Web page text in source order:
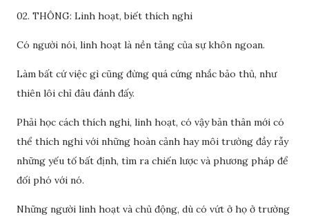
02. THÔNG: Linh hoạt, biết thích nghi
Có người nói, linh hoạt là nền tảng của sự khôn ngoan.
Làm bất cứ việc gì cũng đừng quá cứng nhắc bảo thủ, như
thiên lôi chỉ đâu đánh đấy.
Phải học cách thích nghi, linh hoạt, có vậy bản thân mới có
thể thích nghi với những hoàn cảnh hay môi trường đầy rẫy
những yếu tố bất định, tìm ra chiến lược và phương pháp để
đối phó với nó.
Những người linh hoạt và chủ động, dù có vứt ở họ ở trường